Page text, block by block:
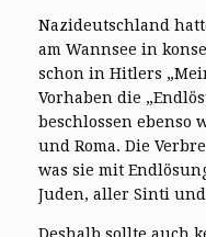
Nazideutschland
am Wannsee in
schon in Hitlers
Vorhaben die
beschlossen ebenso
und Roma. Die
was sie mit
Juden, aller Sinti und
Deshalb sollte auch